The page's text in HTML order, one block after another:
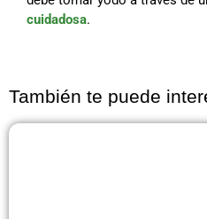
cuidadosa.
También te puede